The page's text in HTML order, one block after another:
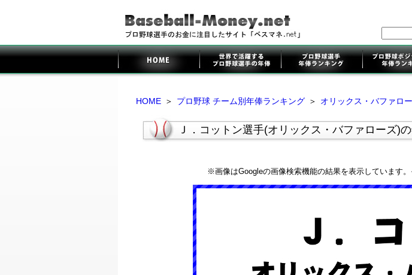
HOME ＞ プロ野球 チーム別年俸ランキング ＞ オリックス・バファロ
Ｊ．コットン選手(オリックス・バファローズ)
※画像はGoogleの画像検索機能の結果を表示しています